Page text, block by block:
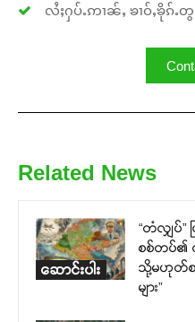
လႆႈႁပ်ႉဢၢၼ်ႇ ၶၢဝ်ႇၶိုၵ်
Related News
ဆောင်းပါး
“တံလျှပ်”
စစ်တပ်၏
သို့မဟုတ်စ
များ”